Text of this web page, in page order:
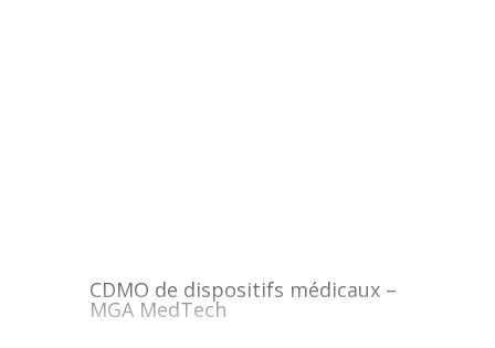
CDMO de dispositifs médicaux –
MGA MedTech